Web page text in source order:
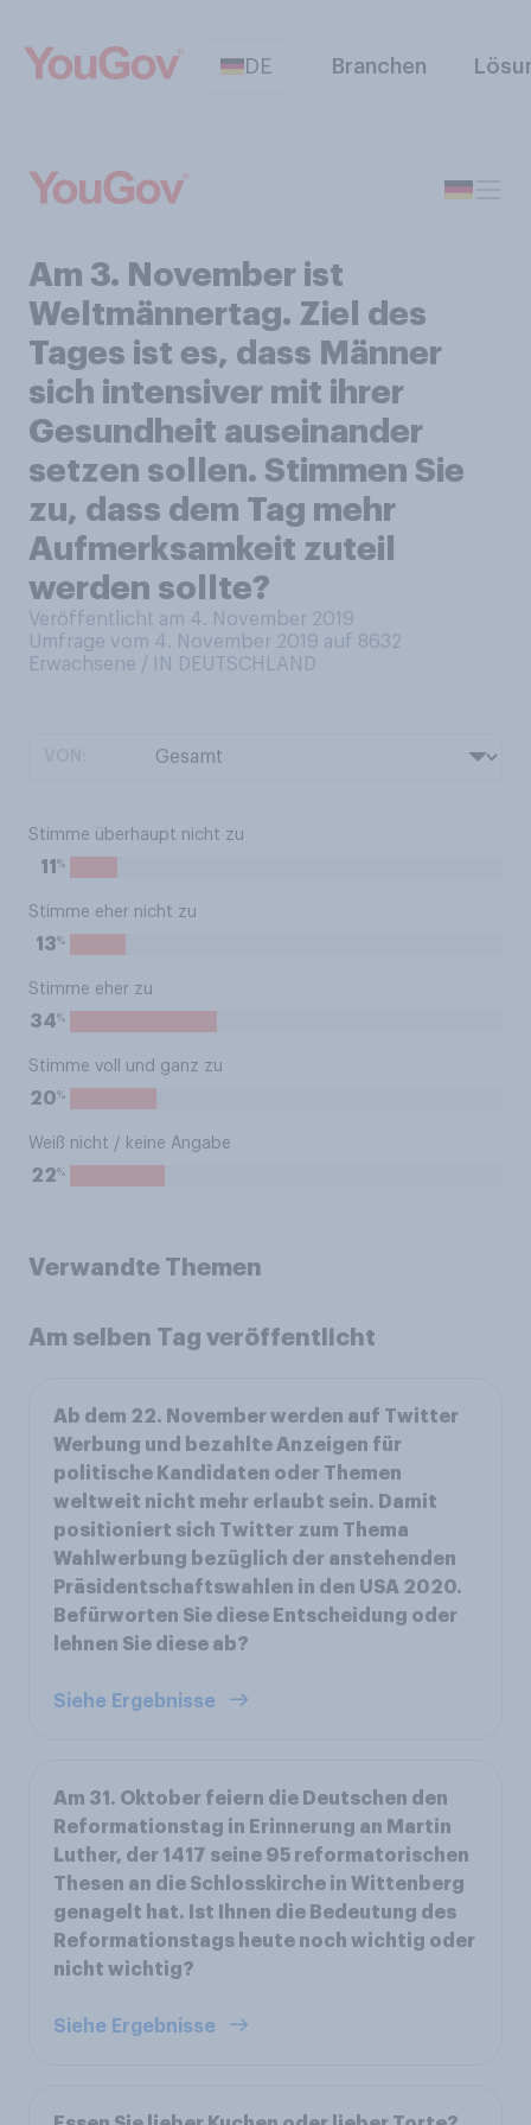
DE Branchen
Am 3. November ist
Weltmännertag. Ziel des
Tages ist es, dass Männer
sich intensiver mit ihrer
Gesundheit auseinander
setzen sollen. Stimmen Sie
zu, dass dem Tag mehr
Aufmerksamkeit zuteil
werden sollte?
Veröffentlicht am 4. November 2019
Umfrage vom 4. November 2019 auf 8632
Erwachsene / IN DEUTSCHLAND
Stimme überhaupt nicht zu
11 %
Stimme eher nicht zu
13%
Stimme eher zu
34%
Stimme voll und ganz zu
20%
Weiß nicht / keine Angabe
22%
Verwandte Themen
Am selben Tag veröffentlicht
Ab dem 22. November werden auf Twitter
Werbung und bezahlte Anzeigen für
politische Kandidaten oder Themen
weltweit nicht mehr erlaubt sein. Damit
positioniert sich Twitter zum Thema
Wahlwerbung bezüglich der anstehenden
Präsidentschaftswahlen in den USA 2020.
Befürworten Sie diese Entscheidung oder
lehnen Sie diese ab?
Siehe Ergebnisse
Am 31. Oktober feiern die Deutschen den
Reformationstag in Erinnerung an Martin
Luther, der 1417 seine 95 reformatorischen
Thesen an die Schlosskirche in Wittenberg
genagelt hat. Ist Ihnen die Bedeutung des
Reformationstags heute noch wichtig oder
nicht wichtig?
Siehe Ergebnisse